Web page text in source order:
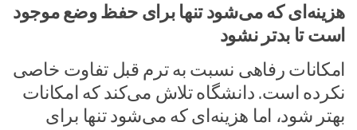
هزینه‌ای که می‌شود تنها برای حفظ وضع موجود
است تا بدتر نشود
امکانات رفاهی نسبت به ترم قبل تفاوت خاصی
نکرده است. دانشگاه تلاش می‌کند که امکانات
بهتر شود، اما هزینه‌ای که می‌شود تنها برای